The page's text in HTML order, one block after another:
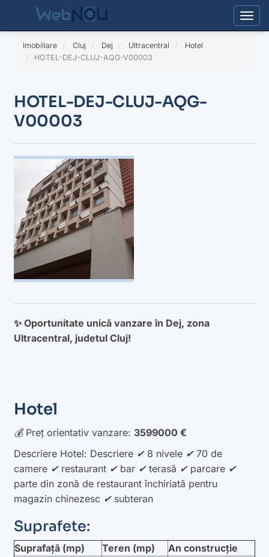
Imobiliare Cluj Dej Ultracentral
Hotel
HOTEL-DEJ-CLUJ-AQG-V00003
HOTEL-DEJ-CLUJ-AQG-
V00003
✨ Oportunitate unică vanzare în Dej, zona
Ultracentral, judetul Cluj!
Hotel
💰 Preț orientativ vanzare: 3599000 €
Descriere Hotel: Descriere ✔ 8 nivele ✔ 70 de
camere ✔ restaurant ✔ bar ✔ terasă ✔ parcare ✔
parte din zonă de restaurant închiriată pentru
magazin chinezesc ✔ subteran
Suprafete:
Suprafață (mp) Teren (mp)
An construcție